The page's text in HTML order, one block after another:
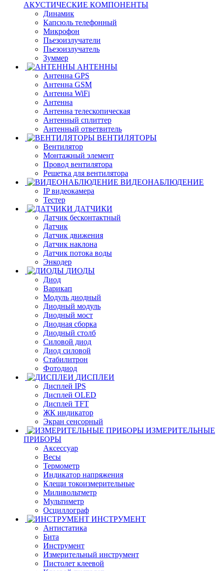
АКУСТИЧЕСКИЕ КОМПОНЕНТЫ
Динамик
Капсюль телефонный
Микрофон
Пьезоизлучатели
Пьезоизлучатель
Зуммер
АНТЕННЫ
Антенна GPS
Антенна GSM
Антенна WiFi
Антенна
Антенна телескопическая
Антенный сплиттер
Антенный ответвитель
ВЕНТИЛЯТОРЫ
Вентилятор
Монтажный элемент
Провод вентилятора
Решетка для вентилятора
ВИДЕОНАБЛЮДЕНИЕ
IP видеокамера
Тестер
ДАТЧИКИ
Датчик бесконтактный
Датчик
Датчик движения
Датчик наклона
Датчик потока воды
Энкодер
ДИОДЫ
Диод
Варикап
Модуль диодный
Диодный модуль
Диодный мост
Диодная сборка
Диодный столб
Силовой диод
Диод силовой
Стабилитрон
Фотодиод
ДИСПЛЕИ
Дисплей IPS
Дисплей OLED
Дисплей TFT
ЖК индикатор
Экран сенсорный
ИЗМЕРИТЕЛЬНЫЕ
ПРИБОРЫ
Аксессуар
Весы
Термометр
Индикатор напряжения
Клещи токоизмерительные
Миливольтметр
Мультиметр
Осциллограф
ИНСТРУМЕНТ
Антистатика
Бита
Инструмент
Измерительный инструмент
Пистолет клеевой